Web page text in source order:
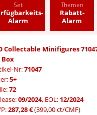
Set
Alarm
Themen
Rabatt-
Alarm
Collectable Minifigures
Box
Nr:71047
5+
72
09/2024, EOL: 12/2024
287,28 €(399,00 ct/CMF)